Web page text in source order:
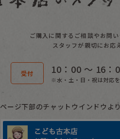
ご購入に関するご相談やお問い
スタッフが親切にお応
受付 10：00 〜 16：
※水・土・日・祝は対応を
ページ下部のチャットウインドウよ